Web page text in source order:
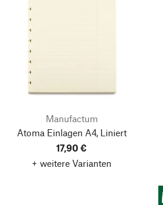
Manufactum
Atoma Einlagen A4, Liniert
17,90 €
+ weitere Varianten